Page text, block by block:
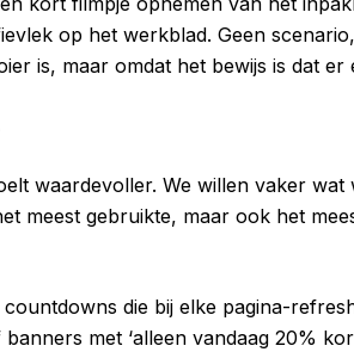
op het werkblad. Geen
is, maar omdat het bewijs is dat er
waardevoller. We willen vaker
meest gebruikte, maar ook het
countdowns die bij elke pagina-
met ‘alleen vandaag 20%